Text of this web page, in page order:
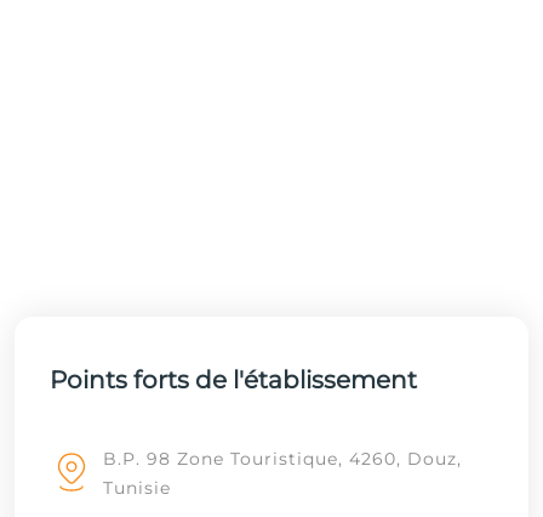
Points forts de l'établissement
B.P. 98 Zone Touristique, 4260, Douz,
Tunisie